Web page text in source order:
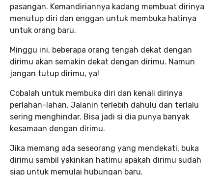
pasangan. Kemandiriannya kadang membuat dirinya
menutup diri dan enggan untuk membuka hatinya
untuk orang baru.
Minggu ini, beberapa orang tengah dekat dengan
dirimu akan semakin dekat dengan dirimu. Namun
jangan tutup dirimu, ya!
Cobalah untuk membuka diri dan kenali dirinya
perlahan-lahan. Jalanin terlebih dahulu dan terlalu
sering menghindar. Bisa jadi si dia punya banyak
kesamaan dengan dirimu.
Jika memang ada seseorang yang mendekati, buka
dirimu sambil yakinkan hatimu apakah dirimu sudah
siap untuk memulai hubungan baru.